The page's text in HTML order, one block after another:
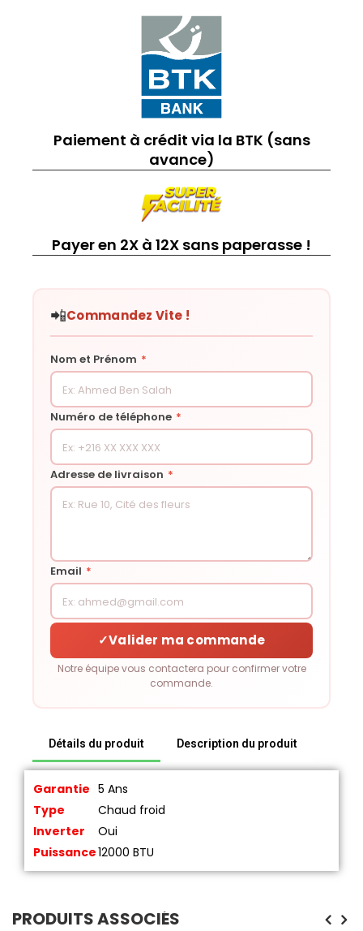
Paiement à crédit via la BTK (sans
avance)
Payer en 2X à 12X sans paperasse !
📲Commandez Vite !
Nom et Prénom *
Numéro de téléphone *
Adresse de livraison *
Email *
✓Valider ma commande
Notre équipe vous contactera pour confirmer votre
commande.
Détails du produit Description du produit
Garantie 5 Ans
Type
Chaud froid
Inverter
Oui
Puissance12000 BTU
PRODUITS ASSOCIÉS